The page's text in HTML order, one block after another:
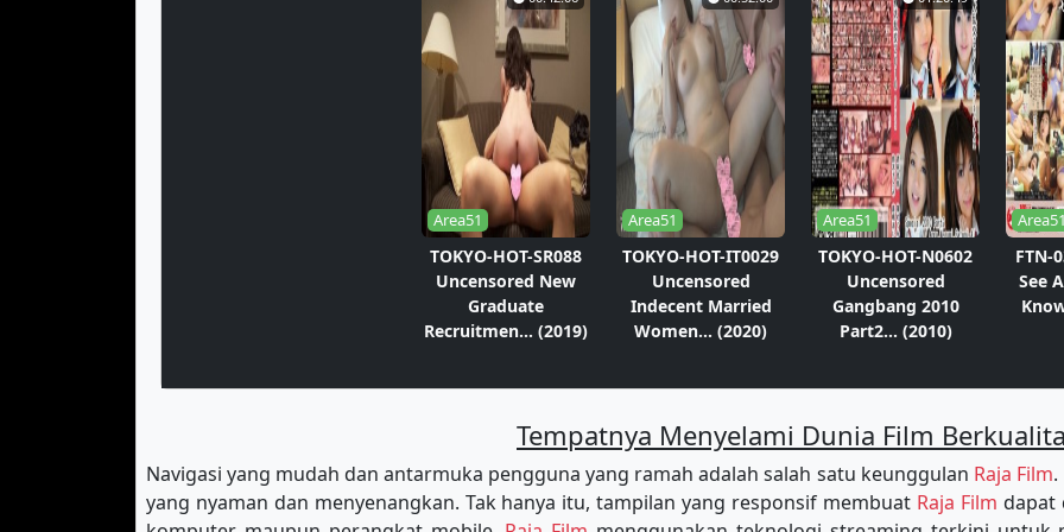
Area51
TOKYO-HOT-SR088
Uncensored New
Graduate
Recruitmen... (2019)
Area51
TOKYO-HOT-IT0029
Uncensored
Indecent Married
Women... (2020)
Area51
TOKYO-HOT-N0602
Uncensored
Gangbang 2010
Part2... (2010)
FTN-
See
Tempatnya Menyelami Dunia Film
Navigasi yang mudah dan antarmuka pengguna yang ramah adalah salah satu keunggulan Raja Film
yang nyaman dan menyenangkan. Tak hanya itu, tampilan yang responsif membuat Raja Film dapat